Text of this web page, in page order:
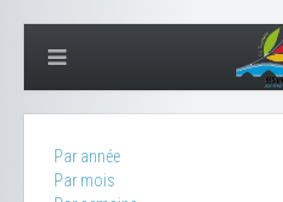
Par année
Par mois